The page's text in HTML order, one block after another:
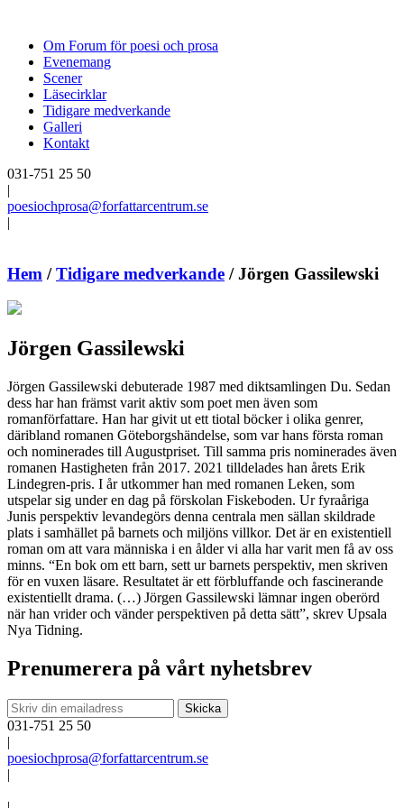
Om Forum för poesi och prosa
Evenemang
Scener
Läsecirklar
Tidigare medverkande
Galleri
Kontakt
031-751 25 50
|
poesiochprosa@forfattarcentrum.se
|
Hem /Tidigare medverkande /Jörgen Gassilewski
Jörgen Gassilewski
Jörgen Gassilewski debuterade 1987 med diktsamlingen Du. Sedan
dess har han främst varit aktiv som poet men även som
romanförfattare. Han har givit ut ett tiotal böcker i olika genrer,
däribland romanen Göteborgshändelse, som var hans första roman
och nominerades till Augustpriset. Till samma pris nominerades även
romanen Hastigheten från 2017. 2021 tilldelades han årets Erik
Lindegren-pris. I år utkommer han med romanen Leken, som
utspelar sig under en dag på förskolan Fiskeboden. Ur fyraåriga
Junis perspektiv levandegörs denna centrala men sällan skildrade
plats i samhället på barnets och miljöns villkor. Det är en existentiell
roman om att vara människa i en ålder vi alla har varit men få av oss
minns. “En bok om ett barn, sett ur barnets perspektiv, men skriven
för en vuxen läsare. Resultatet är ett förbluffande och fascinerande
existentiellt drama. (…) Jörgen Gassilewski lämnar ingen oberörd
när han vrider och vänder perspektiven på detta sätt”, skrev Upsala
Nya Tidning.
Prenumerera på vårt nyhetsbrev
031-751 25 50
|
poesiochprosa@forfattarcentrum.se
|